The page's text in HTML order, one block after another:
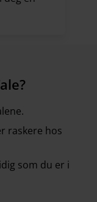
raskere hos
som du er i